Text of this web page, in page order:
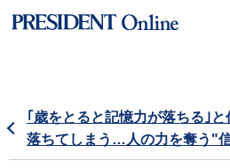
｢歳をとると記憶力が落ちる｣
落ちてしまう…人の力を奪う"